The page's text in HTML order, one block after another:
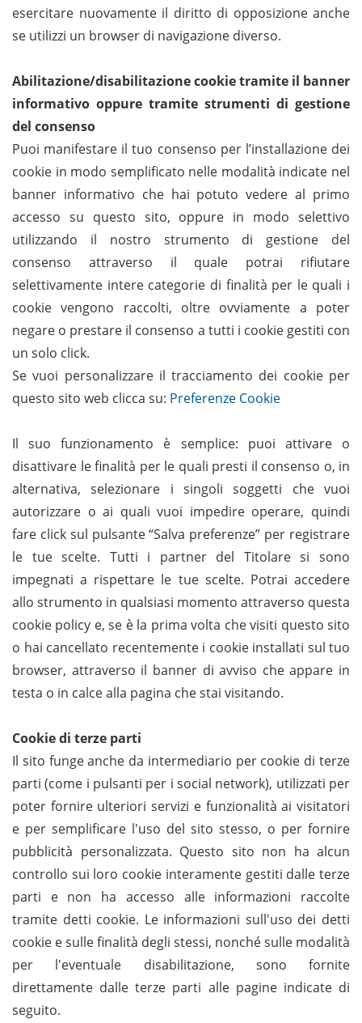
esercitare nuovamente il diritto di opposizione anche
se utilizzi un browser di navigazione diverso.
Abilitazione/disabilitazione cookie tramite il banner
informativo oppure tramite strumenti di gestione
del consenso
Puoi manifestare il tuo consenso per l’installazione dei
cookie in modo semplificato nelle modalità indicate nel
banner informativo che hai potuto vedere al primo
accesso su questo sito, oppure in modo selettivo
utilizzando il nostro strumento di gestione del
consenso attraverso il quale potrai rifiutare
selettivamente intere categorie di finalità per le quali i
cookie vengono raccolti, oltre ovviamente a poter
negare o prestare il consenso a tutti i cookie gestiti con
un solo click.
Se vuoi personalizzare il tracciamento dei cookie per
questo sito web clicca su: Preferenze Cookie
Il suo funzionamento è semplice: puoi attivare o
disattivare le finalità per le quali presti il consenso o, in
alternativa, selezionare i singoli soggetti che vuoi
autorizzare o ai quali vuoi impedire operare, quindi
fare click sul pulsante “Salva preferenze” per registrare
le tue scelte. Tutti i partner del Titolare si sono
impegnati a rispettare le tue scelte. Potrai accedere
allo strumento in qualsiasi momento attraverso questa
cookie policy e, se è la prima volta che visiti questo sito
o hai cancellato recentemente i cookie installati sul tuo
browser, attraverso il banner di avviso che appare in
testa o in calce alla pagina che stai visitando.
Cookie di terze parti
Il sito funge anche da intermediario per cookie di terze
parti (come i pulsanti per i social network), utilizzati per
poter fornire ulteriori servizi e funzionalità ai visitatori
e per semplificare l'uso del sito stesso, o per fornire
pubblicità personalizzata. Questo sito non ha alcun
controllo sui loro cookie interamente gestiti dalle terze
parti e non ha accesso alle informazioni raccolte
tramite detti cookie. Le informazioni sull'uso dei detti
cookie e sulle finalità degli stessi, nonché sulle modalità
per l'eventuale disabilitazione, sono fornite
direttamente dalle terze parti alle pagine indicate di
seguito.